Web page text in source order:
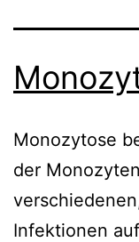
Monozytose
der
Infektionen